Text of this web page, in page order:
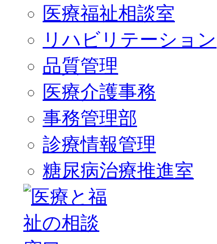
医療福祉相談室
リハビリテーション
品質管理
医療介護事務
事務管理部
診療情報管理
糖尿病治療推進室